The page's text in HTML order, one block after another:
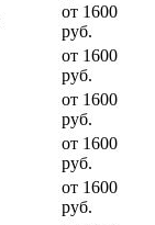
от 1600
руб.
от 1600
руб.
от 1600
руб.
от 1600
руб.
от 1600
руб.